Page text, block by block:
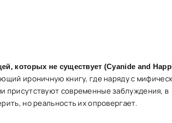
которых не существует (Cyanide and
ироничную книгу, где наряду с
присутствуют современные заблуждения, в
но реальность их опровергает.